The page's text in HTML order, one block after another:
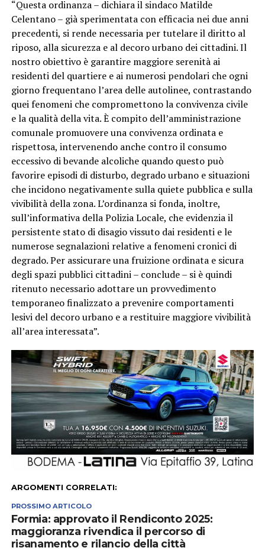
“Questa ordinanza – dichiara il sindaco Matilde
Celentano – già sperimentata con efficacia nei due anni
precedenti, si rende necessaria per tutelare il diritto al
riposo, alla sicurezza e al decoro urbano dei cittadini. Il
nostro obiettivo è garantire maggiore serenità ai
residenti del quartiere e ai numerosi pendolari che ogni
giorno frequentano l’area delle autolinee, contrastando
quei fenomeni che compromettono la convivenza civile
e la qualità della vita. È compito dell’amministrazione
comunale promuovere una convivenza ordinata e
rispettosa, intervenendo anche contro il consumo
eccessivo di bevande alcoliche quando questo può
favorire episodi di disturbo, degrado urbano e situazioni
che incidono negativamente sulla quiete pubblica e sulla
vivibilità della zona. L’ordinanza si fonda, inoltre,
sull’informativa della Polizia Locale, che evidenzia il
persistente stato di disagio vissuto dai residenti e le
numerose segnalazioni relative a fenomeni cronici di
degrado. Per assicurare una fruizione ordinata e sicura
degli spazi pubblici cittadini – conclude – si è quindi
ritenuto necessario adottare un provvedimento
temporaneo finalizzato a prevenire comportamenti
lesivi del decoro urbano e a restituire maggiore vivibilità
all’area interessata”.
ARGOMENTI CORRELATI:
PROSSIMO ARTICOLO
Formia: approvato il Rendiconto 2025:
maggioranza rivendica il percorso di
risanamento e rilancio della città